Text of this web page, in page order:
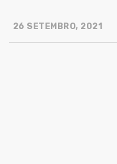
26 SETEMBRO, 2021